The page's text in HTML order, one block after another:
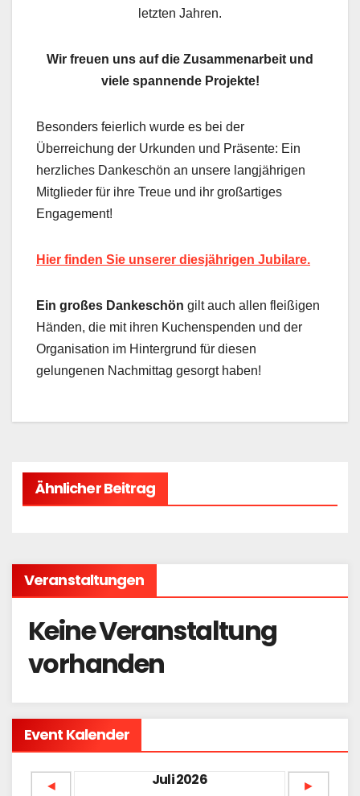
letzten Jahren.
Wir freuen uns auf die Zusammenarbeit und
viele spannende Projekte!
Besonders feierlich wurde es bei der
Überreichung der Urkunden und Präsente: Ein
herzliches Dankeschön an unsere langjährigen
Mitglieder für ihre Treue und ihr großartiges
Engagement!
Hier finden Sie unserer diesjährigen Jubilare.
Ein großes Dankeschön gilt auch allen fleißigen
Händen, die mit ihren Kuchenspenden und der
Organisation im Hintergrund für diesen
gelungenen Nachmittag gesorgt haben!
Ähnlicher Beitrag
Veranstaltungen
Keine Veranstaltung
vorhanden
Event Kalender
◄ Juli 2026 ►